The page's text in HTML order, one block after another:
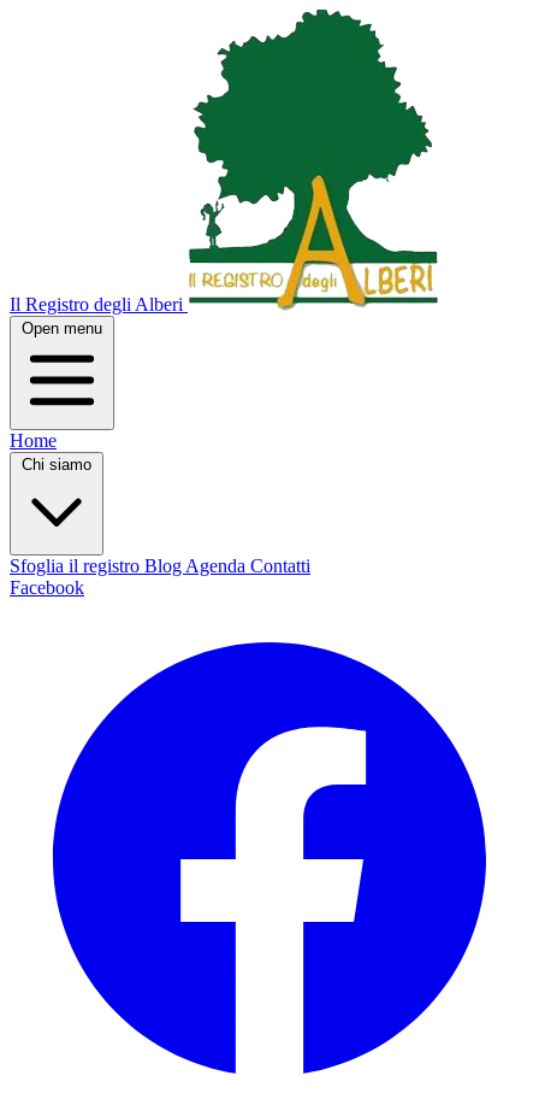
Il Registro degli Alberi
Open menu
Home
Chi siamo
Sfoglia il registro Blog Agenda Contatti
Facebook